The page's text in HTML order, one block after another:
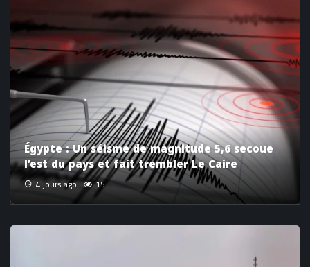
Égypte : Un séisme de magnitude 5,6 secoue
l’est du pays et fait trembler Le Caire
4 jours ago 15